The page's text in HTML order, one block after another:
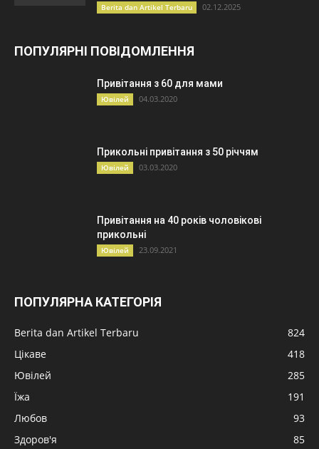
Berita dan Artikel Terbaru 02.12.2025
ПОПУЛЯРНІ ПОВІДОМЛЕННЯ
Привітання з 60 для мами
Ювілей 04.03.2020
Прикольні привітання з 50 річчям
Ювілей 03.03.2020
Привітання на 40 років чоловікові
прикольні
Ювілей 23.09.2021
ПОПУЛЯРНА КАТЕГОРІЯ
Berita dan Artikel Terbaru
824
Цікаве
418
Ювілей
285
Їжа
191
Любов
93
Здоров'я
85